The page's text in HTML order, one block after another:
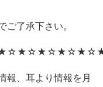
了承下さい。
報、耳より情報を月